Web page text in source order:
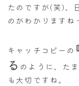
たのですが(笑)、
のがわかりますね
キャッチコピーの
る のように、た
も大切ですね。